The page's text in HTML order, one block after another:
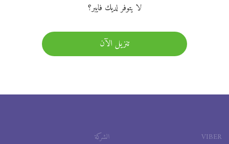
لا يتوفر لديك فايبر؟
تنزيل الآن
VIBER الشركة